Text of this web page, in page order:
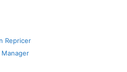
Repricer
Manager